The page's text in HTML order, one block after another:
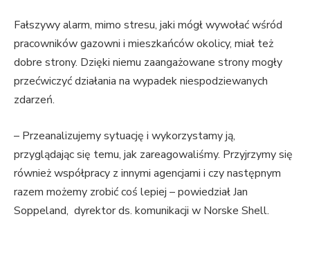
Fałszywy alarm, mimo stresu, jaki mógł wywołać wśród
pracowników gazowni i mieszkańców okolicy, miał też
dobre strony. Dzięki niemu zaangażowane strony mogły
przećwiczyć działania na wypadek niespodziewanych
zdarzeń.
– Przeanalizujemy sytuację i wykorzystamy ją,
przyglądając się temu, jak zareagowaliśmy. Przyjrzymy się
również współpracy z innymi agencjami i czy następnym
razem możemy zrobić coś lepiej – powiedział Jan
Soppeland, dyrektor ds. komunikacji w Norske Shell.